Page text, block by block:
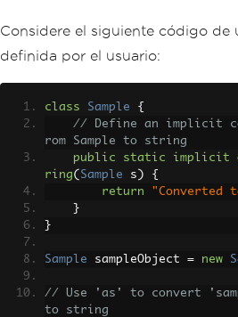
Considere el siguiente código de
definida por el usuario:
class Sample
{
// Define an implicit
rom Sample to string
public
static implicit
ring( Sample s )
{
return
"Converted
}
}
Sample sampleObject = new
// Use 'as' to convert
to string